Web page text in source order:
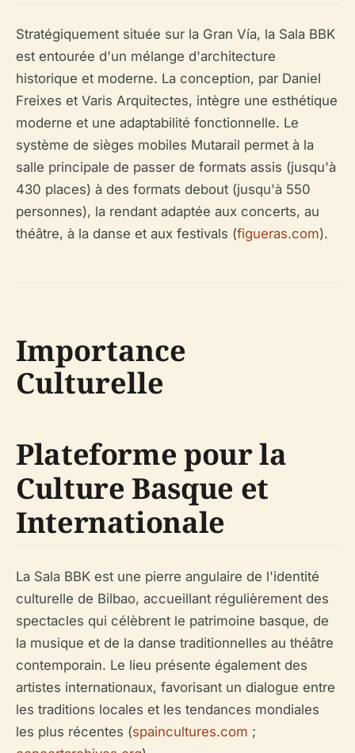
Stratégiquement située sur la Gran Vía, la Sala BBK
est entourée d'un mélange d'architecture
historique et moderne. La conception, par Daniel
Freixes et Varis Arquitectes, intègre une esthétique
moderne et une adaptabilité fonctionnelle. Le
système de sièges mobiles Mutarail permet à la
salle principale de passer de formats assis (jusqu'à
430 places) à des formats debout (jusqu'à 550
personnes), la rendant adaptée aux concerts, au
théâtre, à la danse et aux festivals (figueras.com).
Importance
Culturelle
Plateforme pour la
Culture Basque et
Internationale
La Sala BBK est une pierre angulaire de l'identité
culturelle de Bilbao, accueillant régulièrement des
spectacles qui célèbrent le patrimoine basque, de
la musique et de la danse traditionnelles au théâtre
contemporain. Le lieu présente également des
artistes internationaux, favorisant un dialogue entre
les traditions locales et les tendances mondiales
les plus récentes (spaincultures.com ;